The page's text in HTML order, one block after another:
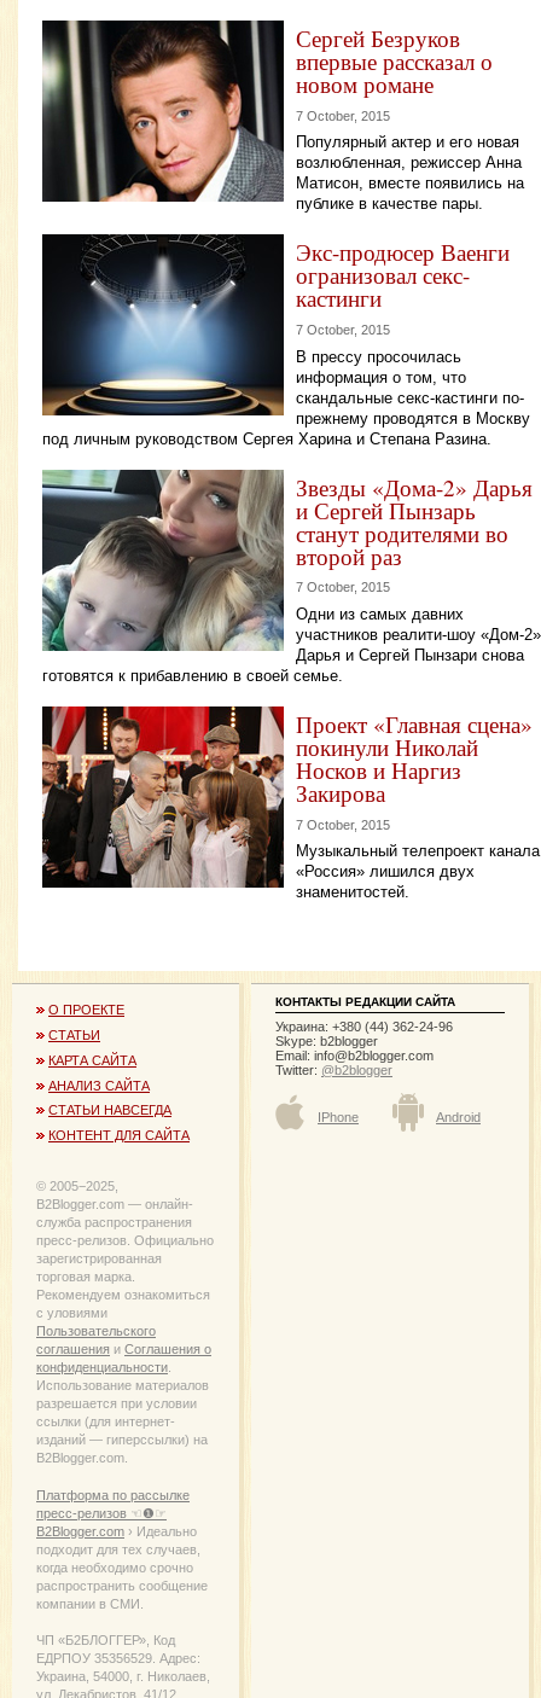
Сергей Безруков
впервые рассказал о
новом романе
7 October, 2015
Популярный актер и его новая
возлюбленная, режиссер Анна
Матисон, вместе появились на
публике в качестве пары.
Экс-продюсер Ваенги
огранизовал секс-
кастинги
7 October, 2015
В прессу просочилась
информация о том, что
скандальные секс-кастинги по-
прежнему проводятся в Москву
под личным руководством Сергея Харина и Степана Разина.
Звезды «Дома-2» Дарья
и Сергей Пынзарь
станут родителями во
второй раз
7 October, 2015
Одни из самых давних
участников реалити-шоу «Дом-2»
Дарья и Сергей Пынзари снова
готовятся к прибавлению в своей семье.
Проект «Главная сцена»
покинули Николай
Носков и Наргиз
Закирова
7 October, 2015
Музыкальный телепроект канала
«Россия» лишился двух
знаменитостей.
О ПРОЕКТЕ
СТАТЬИ
КАРТА САЙТА
АНАЛИЗ САЙТА
СТАТЬИ НАВСЕГДА
КОНТЕНТ ДЛЯ САЙТА
© 2005−2025,
B2Blogger.com — онлайн-
служба распространения
пресс-релизов. Официально
зарегистрированная
торговая марка.
Рекомендуем ознакомиться
с уловиями
Пользовательского
соглашения и Соглашения о
конфиденциальности
Использование материалов
разрешается при условии
ссылки (для интернет-
изданий — гиперссылки) на
B2Blogger.com.
Платформа по рассылке
пресс-релизов ☜❶☞
B2Blogger.com › Идеально
подходит для тех случаев,
когда необходимо срочно
распространить сообщение
компании в СМИ.
ЧП «Б2БЛОГГЕР», Код
ЕДРПОУ 35356529. Адрес:
Украина, 54000, г. Николаев,
ул. Декабристов, 41/12.
КОНТАКТЫ РЕДАКЦИИ САЙТА
Украина: +380 (44) 362-24-96
Skype: b2blogger
Email: info@b2blogger.com
Twitter: @b2blogger
IPhone Android